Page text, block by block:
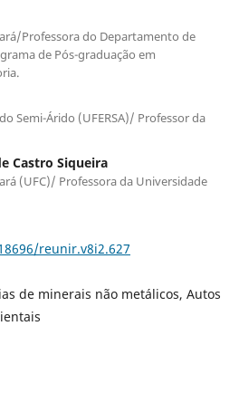
Professora do Departamento de
de Pós-graduação em
Semi-Árido (UFERSA)/ Professor da
Castro Siqueira
(UFC)/ Professora da Universidade
reunir.v8i2.627
de minerais não metálicos, Autos